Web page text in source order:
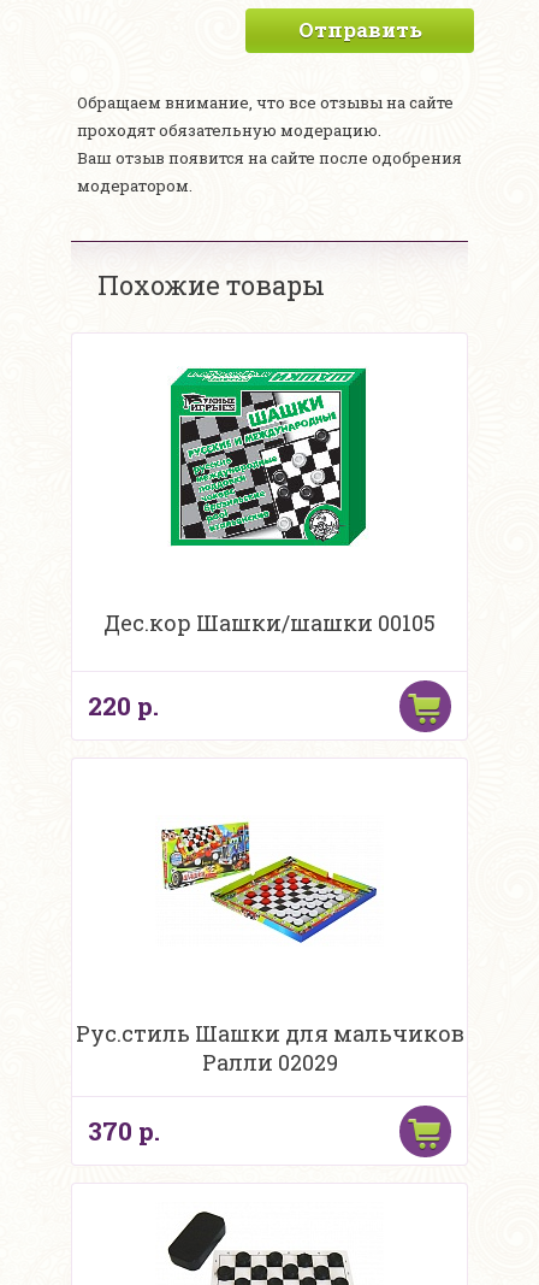
Отправить
Обращаем внимание, что все отзывы на сайте
проходят обязательную модерацию.
Ваш отзыв появится на сайте после одобрения
модератором.
Похожие товары
Дес.кор Шашки/шашки 00105
220 р.
Рус.стиль Шашки для мальчиков
Ралли 02029
370 р.